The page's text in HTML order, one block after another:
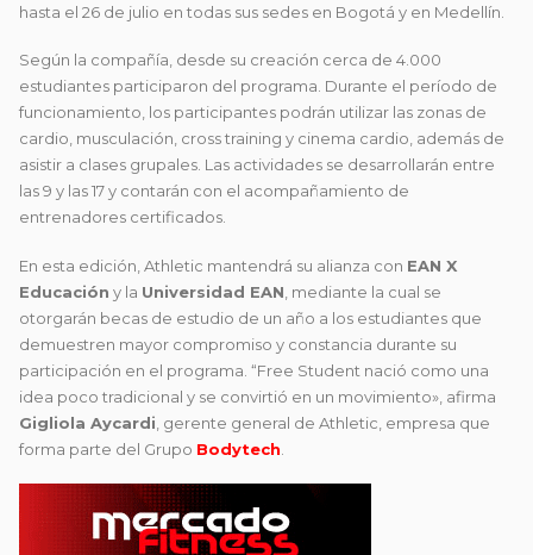
hasta el 26 de julio en todas sus sedes en Bogotá y en Medellín.
Según la compañía, desde su creación cerca de 4.000
estudiantes participaron del programa. Durante el período de
funcionamiento, los participantes podrán utilizar las zonas de
cardio, musculación, cross training y cinema cardio, además de
asistir a clases grupales. Las actividades se desarrollarán entre
las 9 y las 17 y contarán con el acompañamiento de
entrenadores certificados.
En esta edición, Athletic mantendrá su alianza con EAN X
Educación y la Universidad EAN , mediante la cual se
otorgarán becas de estudio de un año a los estudiantes que
demuestren mayor compromiso y constancia durante su
participación en el programa. “Free Student nació como una
idea poco tradicional y se convirtió en un movimiento», afirma
Gigliola Aycardi , gerente general de Athletic, empresa que
forma parte del Grupo Bodytech